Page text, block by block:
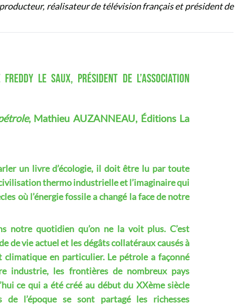
réalisateur de télévision français et président de
LE SAUX, PRÉSIDENT DE L’ASSOCIATION
, Mathieu AUZANNEAU, Éditions La
un livre d’écologie, il doit être lu par toute
thermo industrielle et l’imaginaire qui
où l’énergie fossile a changé la face de notre
notre quotidien qu’on ne la voit plus. C’est
de vie actuel et les dégâts collatéraux causés à
climatique en particulier. Le pétrole a façonné
industrie, les frontières de nombreux pays
ce qui a été créé au début du XXème siècle
de l’époque se sont partagé les richesses